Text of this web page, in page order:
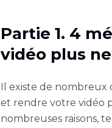
Partie 1. 4
vidéo plus
Il existe de nombreux
et rendre votre vidéo
nombreuses raisons,